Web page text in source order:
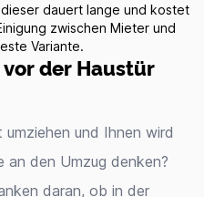
dauert lange und kostet
zwischen Mieter und
Variante.
der Haustür
und Ihnen wird
an den Umzug denken?
daran, ob in der